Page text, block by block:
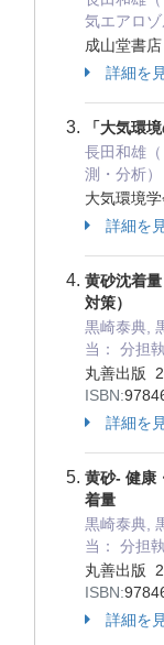
気エアロゾ
成山堂書
詳細を
「大気環
長田和雄
測・分析）
大気環境
詳細を
黄砂沈着
対策）
黒崎泰典,
当： 分担
丸善出版
ISBN:
詳細を
黄砂- 健康
着量
黒崎泰典,
当： 分担執
丸善出版
ISBN:
詳細を